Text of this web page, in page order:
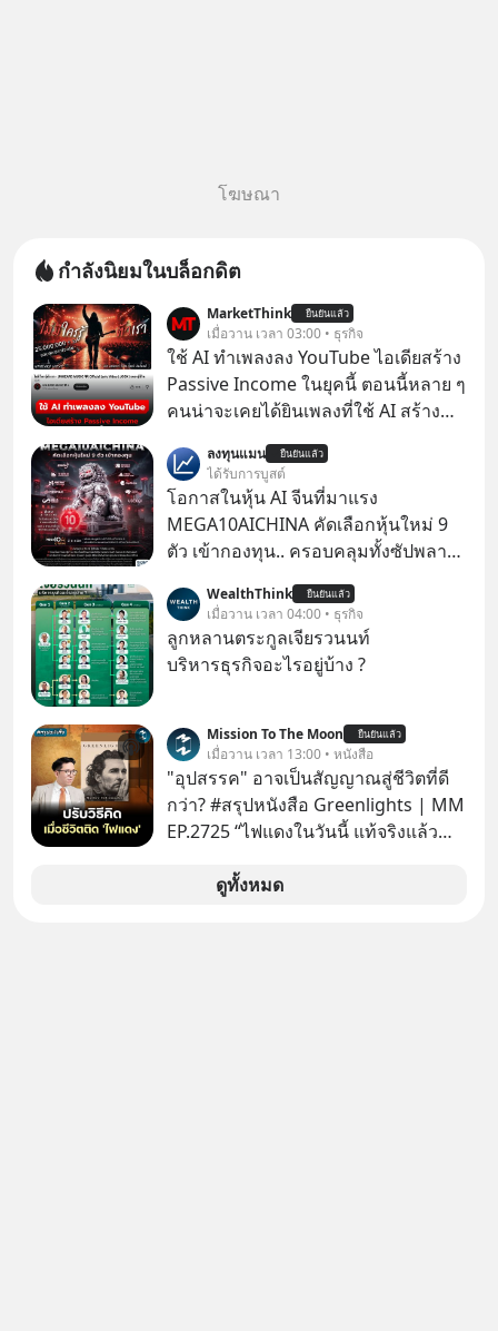
โฆษณา
กำลังนิยมในบล็อกดิต
MarketThink ยืนยันแล้ว
เมื่อวาน เวลา 03:00 • ธุรกิจ
ใช้ AI ทำเพลงลง YouTube ไอเดียสร้าง
Passive Income ในยุคนี้ ตอนนี้หลาย ๆ
คนน่าจะเคยได้ยินเพลงที่ใช้ AI สร้าง
รู้ตัวเรา” จากช่องชื่อว่า UNHEARD
MUSIC ที่ตอนนี้มียอดรับชมกว่า 26
ล้านครั้งแล้ว
ลงทุนแมน ยืนยันแล้ว
ได้รับการบูสต์
โอกาสในหุ้น AI จีนที่มาแรง
MEGA10AICHINA คัดเลือกหุ้นใหม่ 9
ตัว เข้ากองทุน.. ครอบคลุมทั้งซัปพลาย
โปรโมชัน ลด 50% ค่าธรรมเนียมซื้อ |
ยอด 2 ล้านบาทขึ้นไป ฟรีค่าธรรมเนียม
ซื้อ
WealthThink ยืนยันแล้ว
เมื่อวาน เวลา 04:00 • ธุรกิจ
ลูกหลานตระกูลเจียรวนนท์
บริหารธุรกิจอะไรอยู่บ้าง ?
Mission To The Moon ยืนยันแล้ว
เมื่อวาน เวลา 13:00 • หนังสือ
"อุปสรรค" อาจเป็นสัญญาณสู่ชีวิตที่ดี
กว่า? #สรุปหนังสือ Greenlights | MM
EP.2725 “ไฟแดงในวันนี้ แท้จริงแล้ว
เปลี่ยนสี” McConaughey ดาราดาวรุ่ง
ดูทั้งหมด